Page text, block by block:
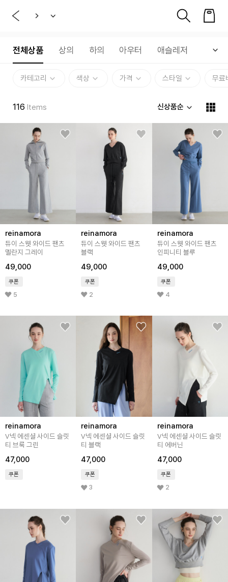
전체상품 상의 하의 아우터 애슬레저
카테고리 색상 가격 스타일 무료
116 Items 신상품순
reinamora
듀이 스웻 와이드 팬츠
멜란지 그레이
49,000
쿠폰
5
reinamora
듀이 스웻 와이드 팬츠
블랙
49,000
쿠폰
2
reinamora
듀이 스웻 와이드 팬츠
인피니티 블루
49,000
쿠폰
4
reinamora
V넥 에센셜 사이드 슬릿
티 브룩 그린
47,000
쿠폰
reinamora
V넥 에센셜 사이드 슬릿
티 블랙
47,000
쿠폰
3
reinamora
V넥 에센셜 사이드 슬릿
티 에버닌
47,000
쿠폰
2